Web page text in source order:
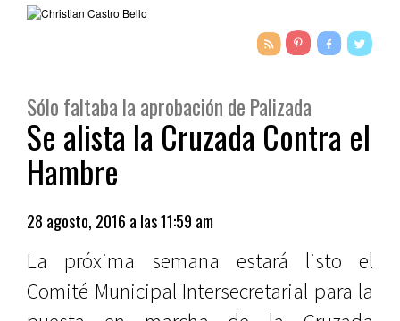
Sólo faltaba la aprobación de Palizada
Se alista la Cruzada Contra el
Hambre
28 agosto, 2016 a las 11:59 am
La próxima semana estará listo el
Comité Municipal Intersecretarial para la